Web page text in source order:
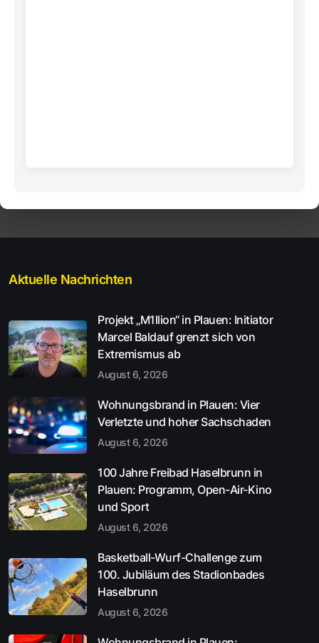
Aktuelle Nachrichten
Projekt „M1llion“ in Plauen: Initiator
Marcel Baldauf grenzt sich von
Extremismus ab
August 6, 2026
Wohnungsbrand in Plauen: Vier
Verletzte und hoher Sachschaden
August 6, 2026
100 Jahre Freibad Haselbrunn in
Plauen: Programm, Open-Air-Kino
und Sport
August 6, 2026
Basketball-Wurf-Challenge zum
100. Jubiläum des Stadionbades
Haselbrunn
August 6, 2026